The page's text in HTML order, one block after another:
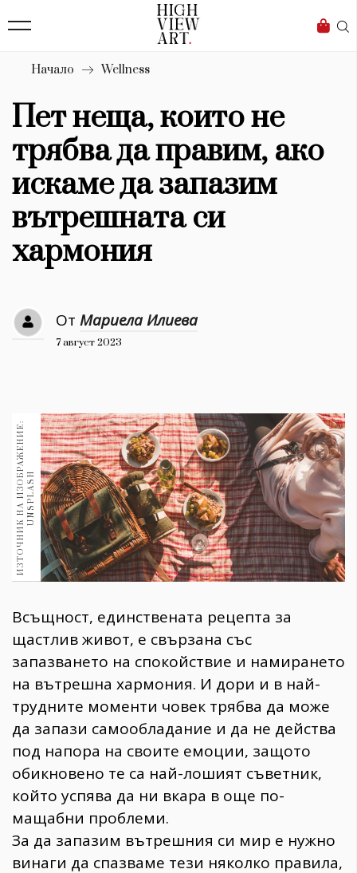
Бизнес
Мода
Dialogue
Изкуство
4340
Красота
777
Дизайн
Книги 1188
Гурме
Пътувай
237
Здраве 389
Gentlemen
382
Wellness
1817
ПОСЛЕДВАЙТЕ
НИ
Начало Wellness
Пет неща, които не
трябва да правим, ако
искаме да запазим
вътрешната си
хармония
От Мариела Илиева
7 август 2023
И
З
Т
О
Ч
Н
И
К
Н
А
И
З
О
Б
Р
А
Ж
Е
Н
И
Е
:
U
N
S
P
L
A
SH
Всъщност, единствената рецепта за
щастлив живот, е свързана със
запазването на спокойствие и намирането
на вътрешна хармония. И дори и в най-
трудните моменти човек трябва да може
да запази самообладание и да не действа
под напора на своите емоции, защото
обикновено те са най-лошият съветник,
който успява да ни вкара в още по-
мащабни проблеми.
За да запазим вътрешния си мир е нужно
винаги да спазваме тези няколко правила,